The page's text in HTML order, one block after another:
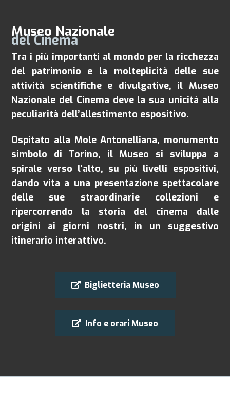
Museo Nazionale
del Cinema
Tra i più importanti al mondo per la ricchezza
del patrimonio e la molteplicità delle sue
attività scientifiche e divulgative, il Museo
Nazionale del Cinema deve la sua unicità alla
peculiarità dell’allestimento espositivo.
Ospitato alla Mole Antonelliana, monumento
simbolo di Torino, il Museo si sviluppa a
spirale verso l’alto, su più livelli espositivi,
dando vita a una presentazione spettacolare
delle sue straordinarie collezioni e
ripercorrendo la storia del cinema dalle
origini ai giorni nostri, in un suggestivo
itinerario interattivo.
Biglietteria Museo
Info e orari Museo